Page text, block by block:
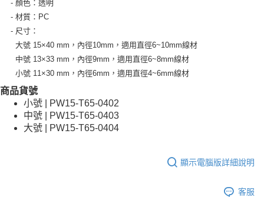
- 顏色：透明
- 材質：PC
- 尺寸：
大號 15×40 mm，內徑10mm，適用直徑6~10mm線材
中號 13×33 mm，內徑9mm，適用直徑6~8mm線材
小號 11×30 mm，內徑6mm，適用直徑4~6mm線材
商品貨號
小號 | PW15-T65-0402
中號 | PW15-T65-0403
大號 | PW15-T65-0404
顯示電腦版詳細說明
客服